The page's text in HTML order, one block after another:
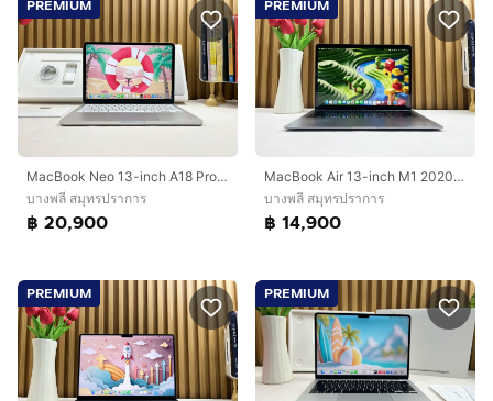
PREMIUM
MacBook Neo 13-inch A18 Pro 2026 Ram8GB SSD256GB Silver Apple Care 24 April 2027
บางพลี สมุทรปราการ
฿ 20,900
PREMIUM
MacBook Air 13-inch M1 2020 Ram8GB SSD256GB SpaceGray
บางพลี สมุทรปราการ
฿ 14,900
PREMIUM PREMIUM